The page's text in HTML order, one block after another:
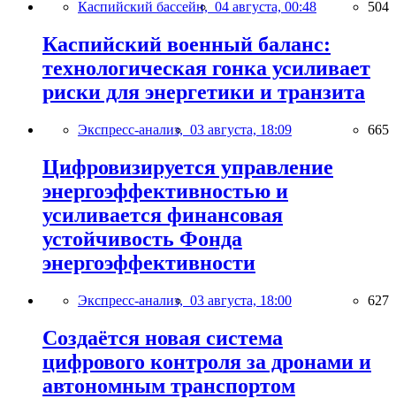
Каспийский бассейн, 04 августа, 00:48 504
Каспийский военный баланс:
технологическая гонка усиливает
риски для энергетики и транзита
Экспресс-анализ, 03 августа, 18:09 665
Цифровизируется управление
энергоэффективностью и
усиливается финансовая
устойчивость Фонда
энергоэффективности
Экспресс-анализ, 03 августа, 18:00 627
Создаётся новая система
цифрового контроля за дронами и
автономным транспортом